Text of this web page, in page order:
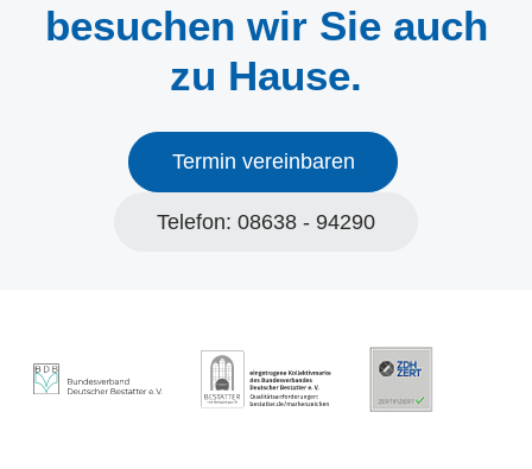
besuchen wir Sie auch
zu Hause.
Termin vereinbaren
Telefon: 08638 - 94290